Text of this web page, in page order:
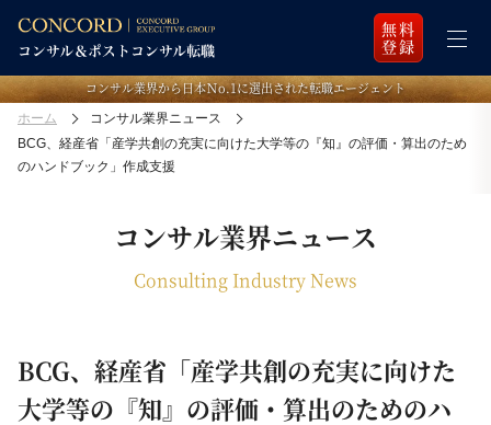
無料
登録
コンサル業界から日本Ｎo.1に選出された転職エージェント
ホーム
コンサル業界ニュース
BCG、経産省「産学共創の充実に向けた大学等の『知』の評価・算出のため
のハンドブック」作成支援
コンサル業界ニュース
Consulting Industry News
BCG、経産省「産学共創の充実に向けた
大学等の『知』の評価・算出のためのハ